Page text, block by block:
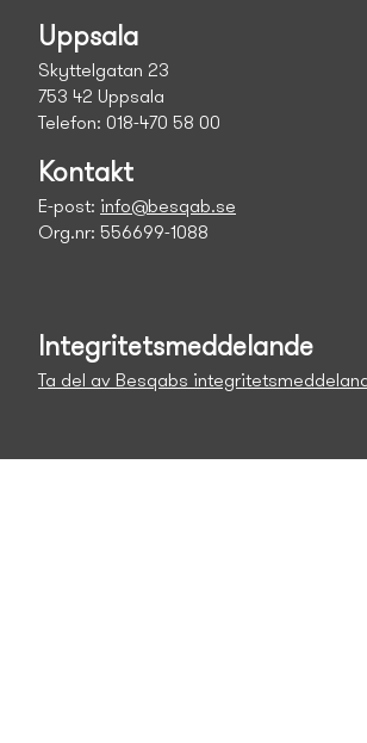
Uppsala
Skyttelgatan 23
753 42 Uppsala
Telefon: 018-470 58 00
Kontakt
E-post: info@besqab.se
Org.nr: 556699-1088
Integritetsmeddelande
Ta del av Besqabs